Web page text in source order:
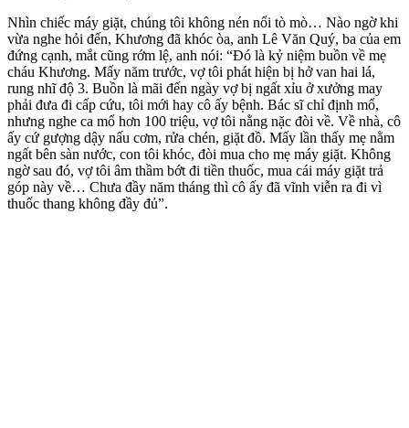
Nhìn chiếc máy giặt, chúng tôi không nén nổi tò mò… Nào ngờ khi
vừa nghe hỏi đến, Khương đã khóc òa, anh Lê Văn Quý, ba của em
đứng cạnh, mắt cũng rớm lệ, anh nói: “Đó là kỷ niệm buồn về mẹ
cháu Khương. Mấy năm trước, vợ tôi phát hiện bị hở van hai lá,
rung nhĩ độ 3. Buồn là mãi đến ngày vợ bị ngất xỉu ở xưởng may
phải đưa đi cấp cứu, tôi mới hay cô ấy bệnh. Bác sĩ chỉ định mổ,
nhưng nghe ca mổ hơn 100 triệu, vợ tôi nằng nặc đòi về. Về nhà, cô
ấy cứ gượng dậy nấu cơm, rửa chén, giặt đồ. Mấy lần thấy mẹ nằm
ngất bên sàn nước, con tôi khóc, đòi mua cho mẹ máy giặt. Không
ngờ sau đó, vợ tôi âm thầm bớt đi tiền thuốc, mua cái máy giặt trả
góp này về… Chưa đầy năm tháng thì cô ấy đã vĩnh viễn ra đi vì
thuốc thang không đầy đủ”.